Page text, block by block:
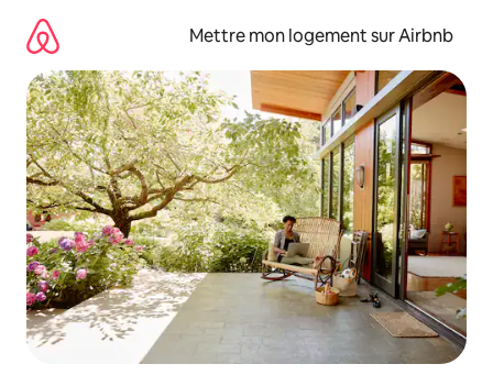
directement
contenu
Mettre mon logement sur Airbnb